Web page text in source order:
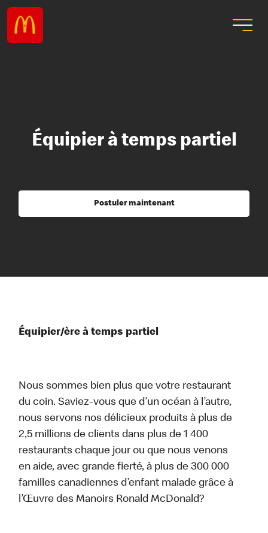
Équipier à temps partiel
Postuler maintenant
Équipier/ère à temps partiel
Nous sommes bien plus que votre restaurant
du coin. Saviez-vous que d’un océan à l’autre,
nous servons nos délicieux produits à plus de
2,5 millions de clients dans plus de 1 400
restaurants chaque jour ou que nous venons
en aide, avec grande fierté, à plus de 300 000
familles canadiennes d’enfant malade grâce à
l’Œuvre des Manoirs Ronald McDonald?